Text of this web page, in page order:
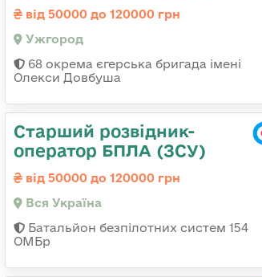
від 50000 до 120000 грн
Ужгород
68 окрема єгерська бригада імені
Олекси Довбуша
Старший розвідник-
оператор БПЛА (ЗСУ)
від 50000 до 120000 грн
Вся Україна
Батальйон безпілотних систем 154
ОМБр